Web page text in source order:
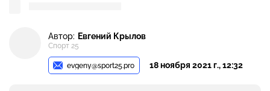
Автор: Евгений Крылов
Спорт 25
evgeny@sport25.pro 18 ноября 2021 г., 12:32